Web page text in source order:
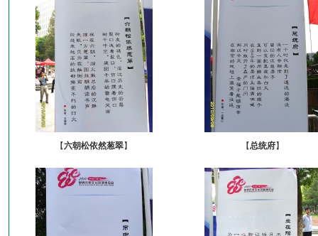
【六朝松依然葱翠】 【总统府】